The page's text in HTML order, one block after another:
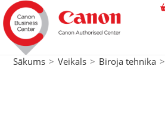
Sākums > Veikals > Biroja tehnika >